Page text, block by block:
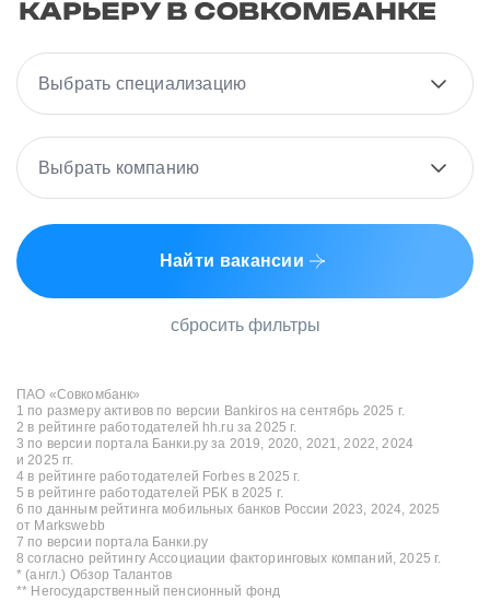
Выбрать специализацию
Выбрать компанию
Найти вакансии
сбросить фильтры
ПАО «Совкомбанк»
1 по размеру активов по версии Bankiros на сентябрь 2025 г.
2 в рейтинге работодателей hh.ru за 2025 г.
3 по версии портала Банки.ру за 2019, 2020, 2021, 2022, 2024
и 2025 гг.
4 в рейтинге работодателей Forbes в 2025 г.
5 в рейтинге работодателей РБК в 2025 г.
6 по данным рейтинга мобильных банков России 2023, 2024, 2025
от Markswebb
7 по версии портала Банки.ру
8 согласно рейтингу Ассоциации факторинговых компаний, 2025 г.
* (англ.) Обзор Талантов
** Негосударственный пенсионный фонд